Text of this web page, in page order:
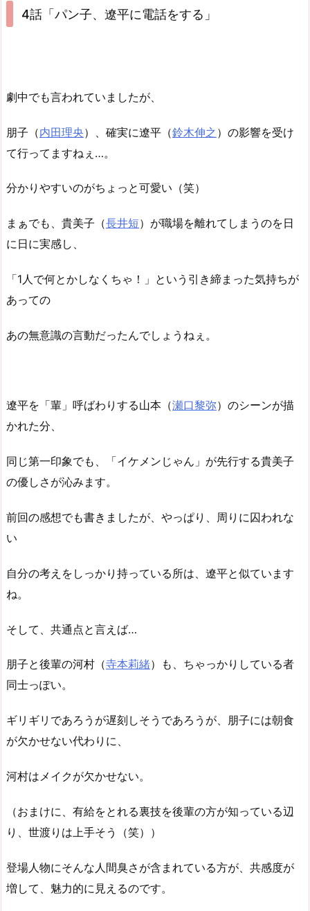
4話「パン子、遼平に電話をする」
劇中でも言われていましたが、
朋子（内田理央）、確実に遼平（鈴木伸之 ）の影響を受け
て行ってますねぇ…。
分かりやすいのがちょっと可愛い（笑）
まぁでも、貴美子（長井短）が職場を離れてしまうのを日
に日に実感し、
「1人で何とかしなくちゃ！」という引き締まった気持ちが
あっての
あの無意識の言動だったんでしょうねぇ。
遼平を「輩」呼ばわりする山本（瀬口黎弥）のシーンが描
かれた分、
同じ第一印象でも、「イケメンじゃん」が先行する貴美子
の優しさが沁みます。
前回の感想でも書きましたが、やっぱり、周りに囚われな
い
自分の考えをしっかり持っている所は、遼平と似ています
ね。
そして、共通点と言えば…
朋子と後輩の河村（寺本莉緒）も、ちゃっかりしている者
同士っぽい。
ギリギリであろうが遅刻しそうであろうが、朋子には朝食
が欠かせない代わりに、
河村はメイクが欠かせない。
（おまけに、有給をとれる裏技を後輩の方が知っている辺
り、世渡りは上手そう（笑））
登場人物にそんな人間臭さが含まれている方が、共感度が
増して、魅力的に見えるのです。